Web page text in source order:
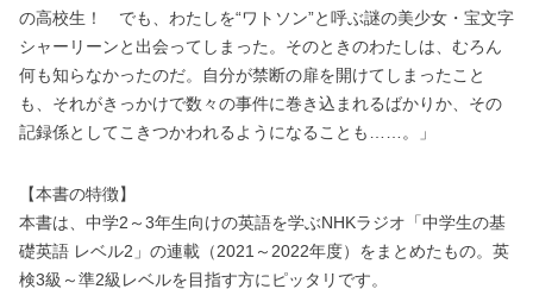
の高校生！ でも、わたしを“ワトソン”と呼ぶ謎の美少女・宝文字
シャーリーンと出会ってしまった。そのときのわたしは、むろん
何も知らなかったのだ。自分が禁断の扉を開けてしまったこと
も、それがきっかけで数々の事件に巻き込まれるばかりか、その
記録係としてこきつかわれるようになることも……。」
【本書の特徴】
本書は、中学2～3年生向けの英語を学ぶNHKラジオ「中学生の基
礎英語 レベル2」の連載（2021～2022年度）をまとめたもの。英
検3級～準2級レベルを目指す方にピッタリです。